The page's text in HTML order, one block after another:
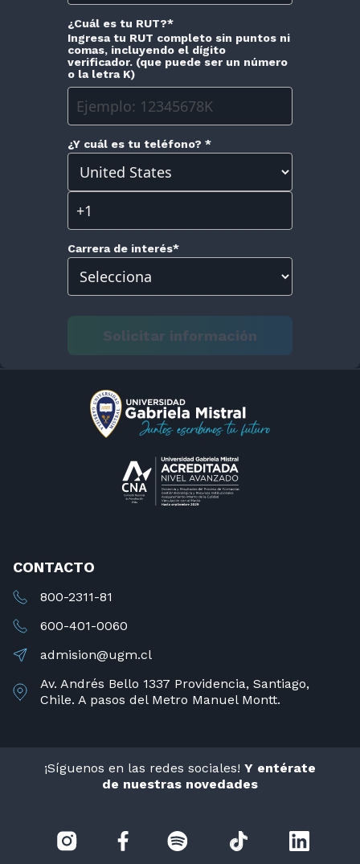
¿Cuál es tu RUT?*
Ingresa tu RUT completo sin puntos ni
comas, incluyendo el dígito
verificador. (que puede ser un número
o la letra K)
¿Y cuál es tu teléfono? *
Carrera de interés*
CONTACTO
800-2311-81
600-401-0060
admision@ugm.cl
Av. Andrés Bello 1337 Providencia, Santiago,
Chile. A pasos del Metro Manuel Montt.
¡Síguenos en las redes sociales! Y entérate
de nuestras novedades